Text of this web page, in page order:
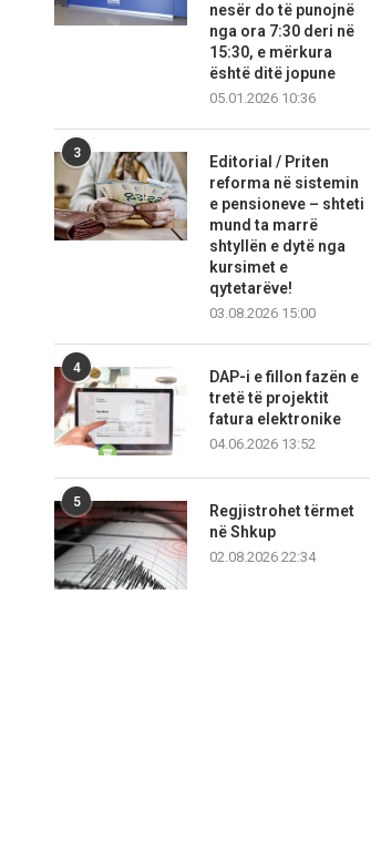
nesër do të punojnë
nga ora 7:30 deri në
15:30, e mërkura
është ditë jopune
05.01.2026 10:36
3
Editorial / Priten
reforma në sistemin
e pensioneve – shteti
mund ta marrë
shtyllën e dytë nga
kursimet e
qytetarëve!
03.08.2026 15:00
4
DAP-i e fillon fazën e
tretë të projektit
fatura elektronike
04.06.2026 13:52
5
Regjistrohet tërmet
në Shkup
02.08.2026 22:34